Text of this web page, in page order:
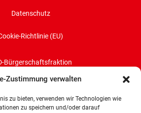
Zustimmung verwalten
zu bieten, verwenden wir Technologien wie
zu speichern und/oder darauf
Datenschutz
Richtlinie (EU)
Bürgerschaftsfraktion
28195 Bremen